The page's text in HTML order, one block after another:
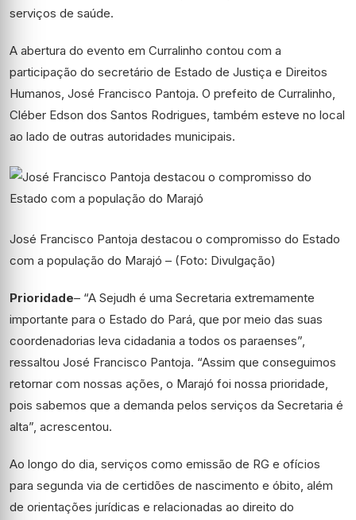
serviços de saúde.
A abertura do evento em Curralinho contou com a
participação do secretário de Estado de Justiça e Direitos
Humanos, José Francisco Pantoja. O prefeito de Curralinho,
Cléber Edson dos Santos Rodrigues, também esteve no local
ao lado de outras autoridades municipais.
José Francisco Pantoja destacou o compromisso do Estado
com a população do Marajó – (Foto: Divulgação)
Prioridade– “A Sejudh é uma Secretaria extremamente
importante para o Estado do Pará, que por meio das suas
coordenadorias leva cidadania a todos os paraenses”,
ressaltou José Francisco Pantoja. “Assim que conseguimos
retornar com nossas ações, o Marajó foi nossa prioridade,
pois sabemos que a demanda pelos serviços da Secretaria é
alta”, acrescentou.
Ao longo do dia, serviços como emissão de RG e ofícios
para segunda via de certidões de nascimento e óbito, além
de orientações jurídicas e relacionadas ao direito do